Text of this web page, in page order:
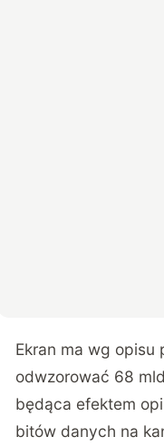
Ekran ma wg
odwzorować 68
będąca efektem
bitów danych na